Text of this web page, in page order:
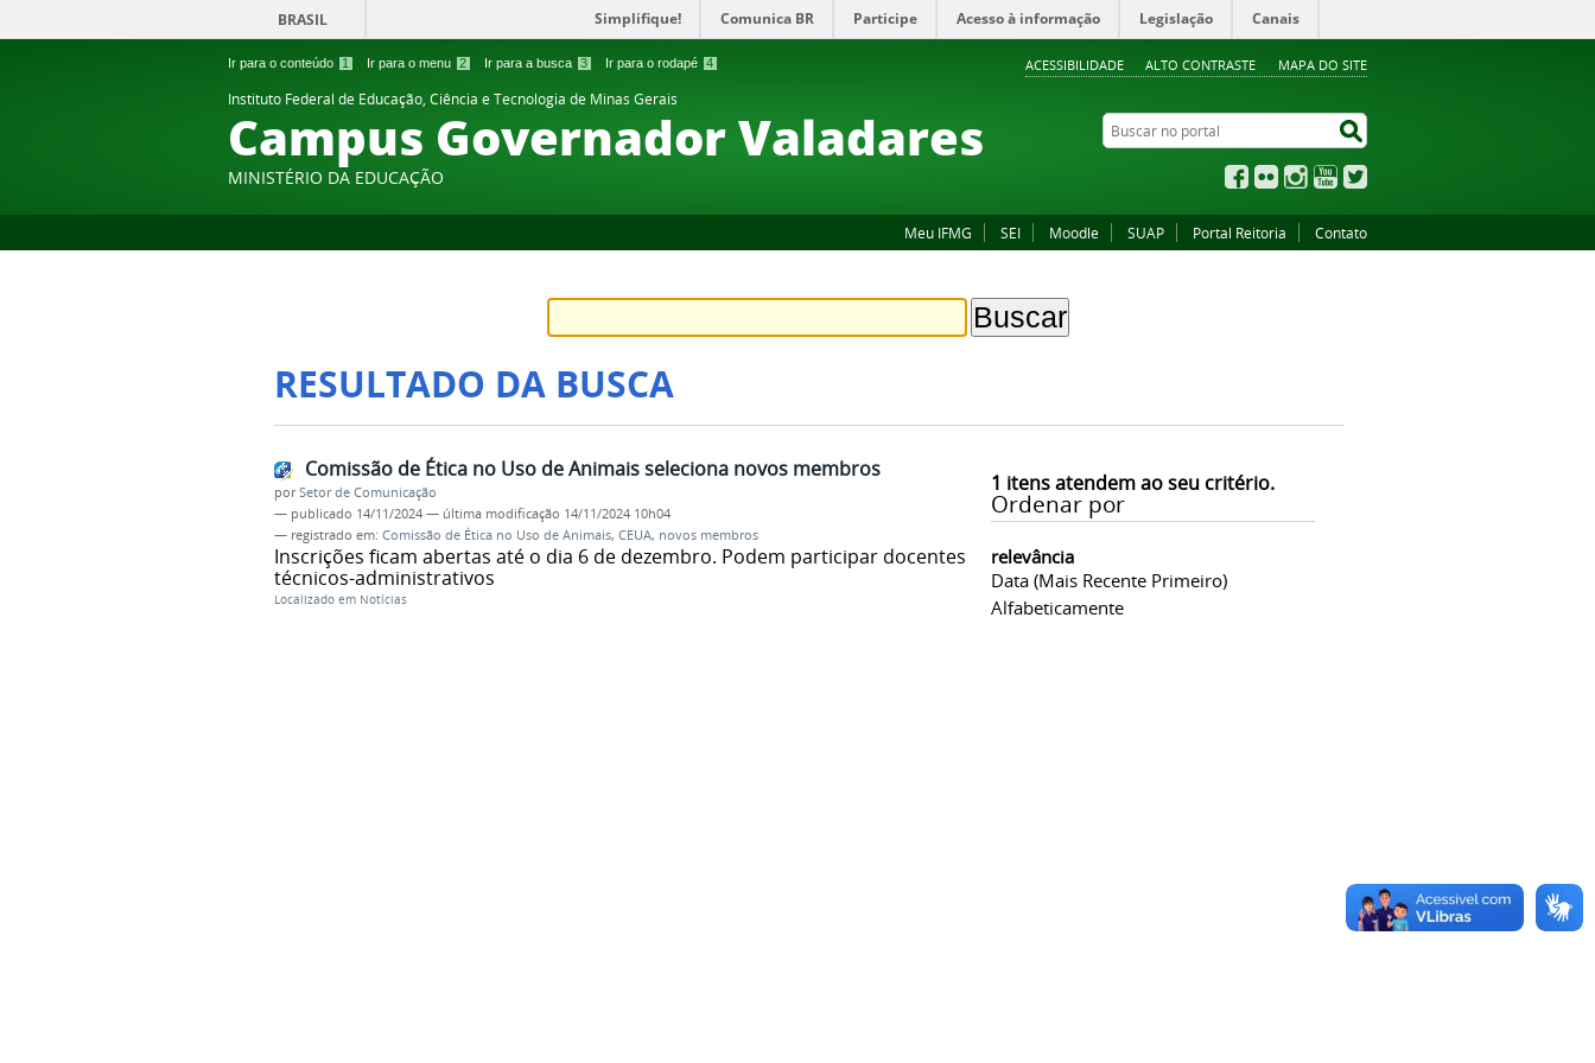
Ir para o conteúdo 1 Ir para o menu 2 Ir para a busca 3 Ir para o rodapé 4 ACESSIBILIDADE ALTO CONTRASTE MAPA DO SITE
BRASIL Simplifique! Comunica BR Participe Acesso à informação Legislação Canais
Instituto Federal de Educação, Ciência e Tecnologia de Minas Gerais
Campus Governador Valadares
MINISTÉRIO DA EDUCAÇÃO
Buscar no portal
Facebook
Flickr InstagramYouTube
Meu IFMG SEI Moodle SUAP Portal Reitoria Contato
RESULTADO DA BUSCA
1 itens atendem ao seu critério.
Ordenar por
relevância
Data (mais Recente Primeiro)
Alfabeticamente
Comissão de Ética no Uso de Animais seleciona novos membros
porSetor de Comunicação
— publicado 14/11/2024 — última modificação 14/11/2024 10h04
— registrado em: Comissão de Ética no Uso de Animais, CEUA, novos membros
Inscrições ficam abertas até o dia 6 de dezembro. Podem participar docentes e
técnicos-administrativos
Localizado em Notícias